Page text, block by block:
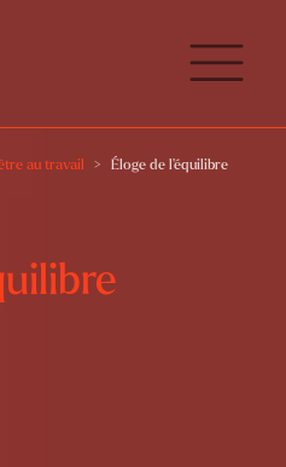
au travail Éloge de l’équilibre